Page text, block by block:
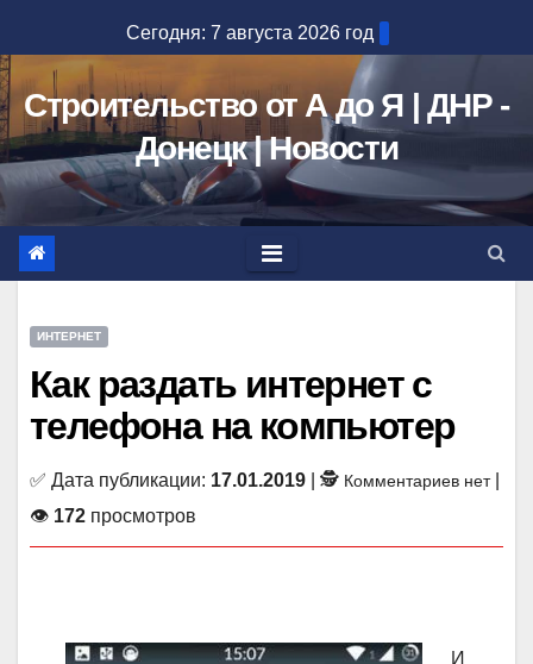
к
содержимому
Сегодня: 7 августа 2026 год
Строительство от А до Я | ДНР -
Донецк | Новости
ИНТЕРНЕТ
Как раздать интернет с
телефона на компьютер
✅ Дата публикации: 17.01.2019 | 🕵 Комментариев нет|
👁 172 просмотров
И